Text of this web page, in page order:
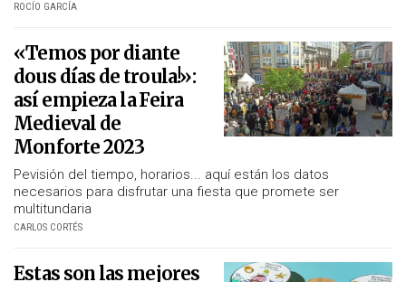
ROCÍO GARCÍA
«Temos por diante
dous días de troula!»:
así empieza la Feira
Medieval de
Monforte 2023
Pevisión del tiempo, horarios... aquí están los datos
necesarios para disfrutar una fiesta que promete ser
multitundaria
CARLOS CORTÉS
Estas son las mejores